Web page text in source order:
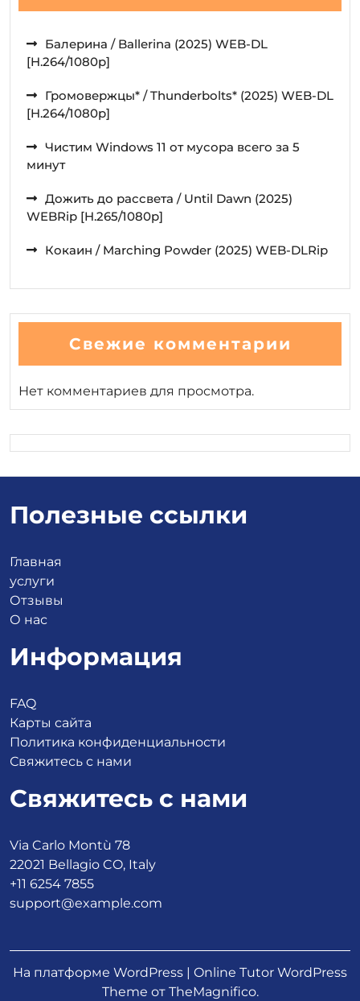
Балерина / Ballerina (2025) WEB-DL
[H.264/1080p]
Громовержцы* / Thunderbolts* (2025) WEB-DL
[H.264/1080p]
Чистим Windows 11 от мусора всего за 5
минут
Дожить до рассвета / Until Dawn (2025)
WEBRip [H.265/1080p]
Кокаин / Marching Powder (2025) WEB-DLRip
Свежие комментарии
Нет комментариев для просмотра.
Полезные ссылки
Главная
услуги
Отзывы
О нас
Информация
FAQ
Карты сайта
Политика конфиденциальности
Свяжитесь с нами
Свяжитесь с нами
Via Carlo Montù 78
22021 Bellagio CO, Italy
+11 6254 7855
support@example.com
На платформе WordPress | Online Tutor WordPress
Theme от TheMagnifico.